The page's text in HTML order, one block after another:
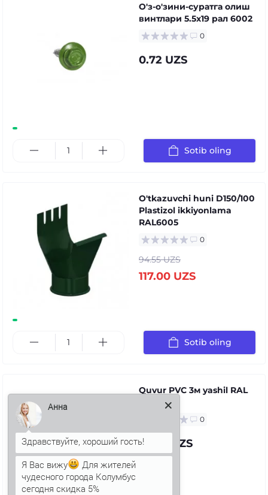
О'з-о'зини-суратга олиш
винтлари 5.5x19 рал 6002
0
0.72 UZS
Sotib oling
O'tkazuvchi huni D150/100
Plastizol ikkiyonlama
RAL6005
0
94.55 UZS
117.00 UZS
Sotib oling
Quvur PVC 3м yashil RAL
0
97.35 UZS
Анна
Я Вас вижу
Для жителей
чудесного города Колумбус
сегодня скидка 5%